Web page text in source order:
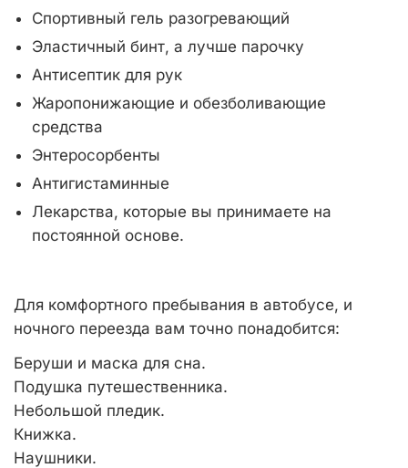
Спортивный гель разогревающий
Эластичный бинт, а лучше парочку
Антисептик для рук
Жаропонижающие и обезболивающие
средства
Энтеросорбенты
Антигистаминные
Лекарства, которые вы принимаете на
постоянной основе.
Для комфортного пребывания в автобусе, и
ночного переезда вам точно понадобится:
Беруши и маска для сна.
Подушка путешественника.
Небольшой пледик.
Книжка.
Наушники.